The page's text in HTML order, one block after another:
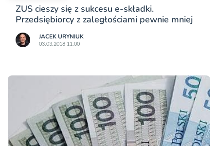
ZUS cieszy się z sukcesu e-składki.
Przedsiębiorcy z zaległościami pewnie mniej
JACEK URYNIUK
03.03.2018 11:00